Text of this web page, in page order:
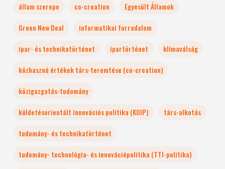
állam szerepe co-creation
Egyesült Államok
Green New Deal
informatikai forradalom
ipar- és technikatörténet
ipartörténet
klímaválság
közhasznú értékek társ-teremtése (co-creation)
közigazgatás-tudomány
küldetésorientált innovációs politika (KOIP)
társ-alkotás
tudomány- és technikatörténet
tudomány- technológia- és innovációpolitika (TTI-politika)